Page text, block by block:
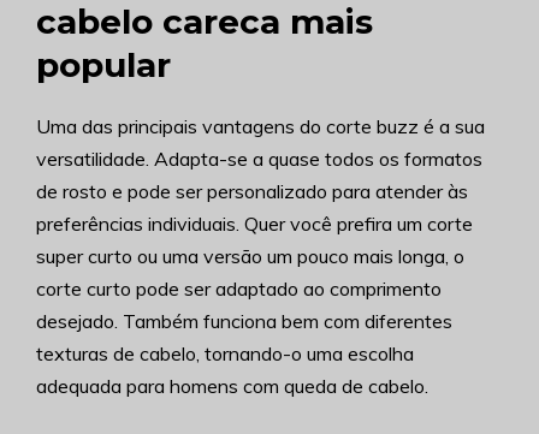
cabelo careca mais
popular
Uma das principais vantagens do corte buzz é a sua
versatilidade. Adapta-se a quase todos os formatos
de rosto e pode ser personalizado para atender às
preferências individuais. Quer você prefira um corte
super curto ou uma versão um pouco mais longa, o
corte curto pode ser adaptado ao comprimento
desejado. Também funciona bem com diferentes
texturas de cabelo, tornando-o uma escolha
adequada para homens com queda de cabelo.